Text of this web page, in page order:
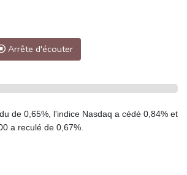
Arrête d'écouter
de 0,65%, l'indice Nasdaq a cédé 0,84% et
a reculé de 0,67%.